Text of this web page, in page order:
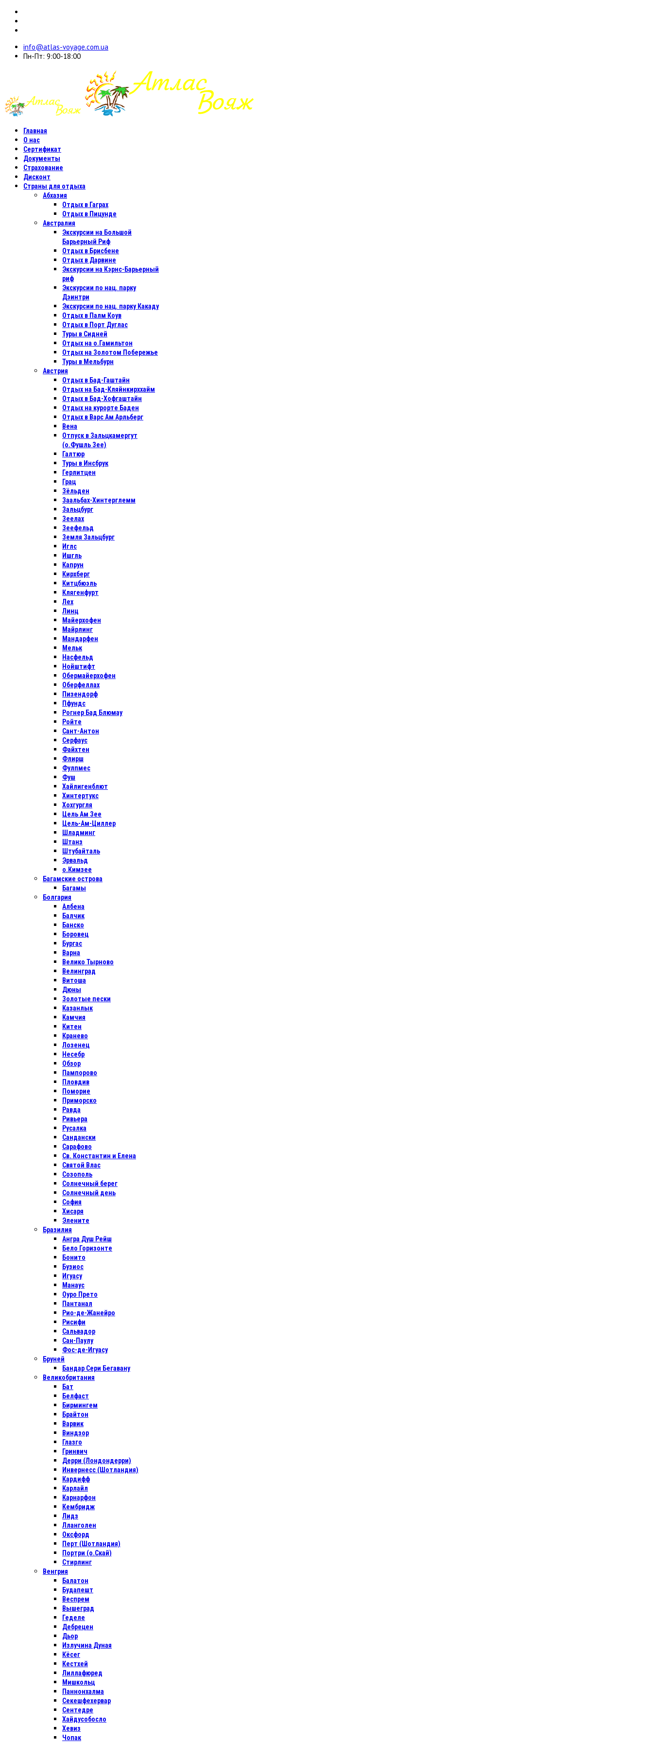
info@atlas-voyage.com.ua
Пн-Пт: 9:00-18:00
Главная
О нас
Сертификат
Документы
Страхование
Дисконт
Страны для отдыха
Абхазия
Отдых в Гаграх
Отдых в Пицунде
Австралия
Экскурсии на Большой
Барьерный Риф
Отдых в Бриcбене
Отдых в Дарвине
Экскурсии на Кэрнс-Барьерный
риф
Экскурсии по нац. парку
Дэинтри
Экскурсии по нац. парку Какаду
Отдых в Палм Коув
Отдых в Порт Дуглас
Туры в Сидней
Отдых на о.Гамильтон
Отдых на Золотом Побережье
Туры в Мельбурн
Австрия
Отдых в Бад-Гаштайн
Отдых на Бад-Кляйнкирххайм
Отдых в Бад-Хофгаштайн
Отдых на курорте Баден
Отдых в Варс Ам Арльберг
Вена
Отпуск в Зальцкамергут
(о.Фушль Зее)
Галтюр
Туры в Инсбрук
Герлитцен
Грац
Зёльден
Заальбах-Хинтерглемм
Зальцбург
Зеелах
Зеефельд
Земля Зальцбург
Иглс
Ишгль
Капрун
Кирхберг
Китцбюэль
Клягенфурт
Лех
Линц
Майерхофен
Майрлинг
Мандарфен
Мельк
Насфельд
Нойштифт
Обермайерхофен
Оберфеллах
Пизендорф
Пфундс
Рогнер Бад Блюмау
Ройте
Сант-Антон
Серфаус
Файхтен
Флирш
Фулпмес
Фуш
Хайлигенблют
Хинтертукс
Хохгургля
Цель Ам Зее
Цель-Ам-Циллер
Шладминг
Штанз
Штубайталь
Эрвальд
о.Кимзее
Багамские острова
Багамы
Болгария
Албена
Балчик
Банско
Боровец
Бургас
Варна
Велико Тырново
Велинград
Витоша
Дюны
Золотые пески
Казанлык
Камчия
Китен
Кранево
Лозенец
Несебр
Обзор
Пампорово
Пловдив
Поморие
Приморско
Равда
Ривьера
Русалка
Сандански
Сарафово
Св. Константин и Елена
Святой Влас
Созополь
Солнечный берег
Солнечный день
София
Хисаря
Элените
Бразилия
Ангра Душ Рейш
Бело Горизонте
Бонито
Бузиос
Игуасу
Манаус
Оуро Прето
Пантанал
Рио-де-Жанейро
Рисифи
Сальвадор
Сан-Паулу
Фос-де-Игуасу
Бруней
Бандар Сери Бегавану
Великобритания
Бат
Белфаст
Бирмингем
Брайтон
Варвик
Виндзор
Глазго
Гринвич
Дерри (Лондондерри)
Инвернесс (Шотландия)
Кардифф
Карлайл
Карнарфон
Кембридж
Лидз
Лланголен
Оксфорд
Перт (Шотландия)
Портри (о.Скай)
Стирлинг
Венгрия
Балатон
Будапешт
Веспрем
Вышеград
Геделе
Дебрецен
Дьор
Излучина Дуная
Кёсег
Кестхей
Лиллафюред
Мишкольц
Паннонхалма
Секешфехервар
Сентедре
Хайдусобосло
Хевиз
Чопак